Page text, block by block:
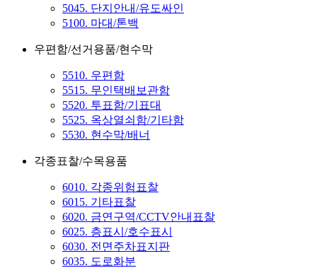
5045. 단지안내/유도싸인
5100. 마대/톤백
우편함/선거용품/현수막
5510. 우편함
5515. 무인택배보관함
5520. 투표함/기표대
5525. 옥상열쇠함/기타함
5530. 현수막/배너
각종표찰/수목용품
6010. 각종위험표찰
6015. 기타표찰
6020. 금연구역/CCTV안내표찰
6025. 층표시/호수표시
6030. 전면주차표지판
6035. 도로화분